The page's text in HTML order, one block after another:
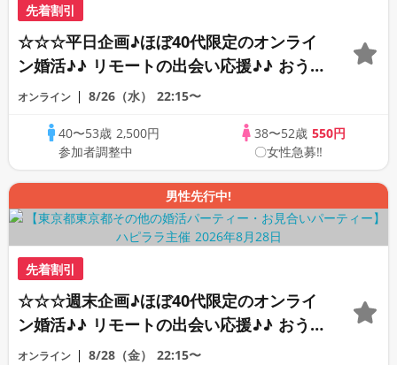
先着割引
☆☆☆平日企画♪ほぼ40代限定のオンライ
ン婚活♪♪ リモートの出会い応援♪♪ おう
ちで乾杯しませんか♪♪ ☆全国の方が対象
PARTY!!
オンライン 8/26（水） 22:15〜
40〜53歳 2,500円
参加者調整中
38〜52歳 550円
〇女性急募‼
男性先行中!
先着割引
☆☆☆週末企画♪ほぼ40代限定のオンライ
ン婚活♪♪ リモートの出会い応援♪♪ おう
ちで乾杯しませんか♪♪ ☆全国の方が対象
オンライン 8/28（金） 22:15〜